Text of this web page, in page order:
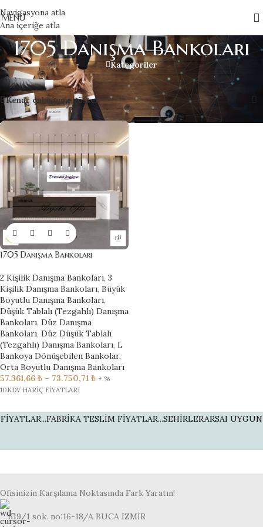
Navigasyona atla
Ana içeriğe atla
MENÜ
1705 Danışma Bankoları
Kategoriler
Home»1705 Danışma Bankoları Tek bir sonuç gösteriliyor
Kenar çubuğunu göster
1705 Danışma Bankoları
2 Kişilik Danışma Bankoları, 3
Kişilik Danışma Bankoları, Büyük
Boyutlu Danışma Bankoları,
Düşük Tablalı (Tezgahlı) Danışma
Bankoları, Düz Danışma
Bankoları, Düz Düşük Tablalı
(Tezgahlı) Danışma Bankoları, L
Bankoya Dönüşebilen Bankolar,
Orta Boyutlu Danışma Bankoları
57.361,66 ₺ – 73.750,71 ₺ + %
10KDV HARİÇ FİYATLARI
FABRİKA TESLİM FİYATLAR...SEHİRLERARSAI UYGUN
Ofisinizin Karşılama Noktasında Fark Yaratın!
619/1 sok. no:16-18/A BUCA İZMİR